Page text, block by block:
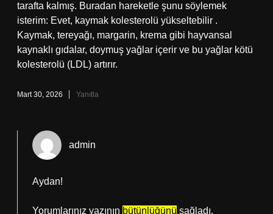
tarafta kalmış. Buradan hareketle şunu söylemek
isterim: Evet, kaymak kolesterolü yükseltebilir .
Kaymak, tereyağı, margarin, krema gibi hayvansal
kaynaklı gıdalar, doymuş yağlar içerir ve bu yağlar kötü
kolesterolü (LDL) artırır.
Mart 30, 2026 Yanıtla
admin
Aydan!
Yorumlarınız yazının bütünlüğünü sağladı.